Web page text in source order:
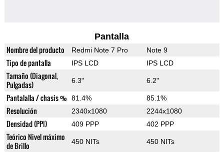
Pantalla
Nombre del producto Redmi Note 7 Pro Note 9
Tipo de pantalla IPS LCD IPS LCD
Tamaño (Diagonal,
Pulgadas)
6.3" 6.2"
Pantalalla / chasis % 81.4% 85.1%
Resolución 2340x1080 2244x1080
Densidad (PPI) 409 PPP 402 PPP
Teórico Nivel máximo
de Brillo
450 NITs 450 NITs